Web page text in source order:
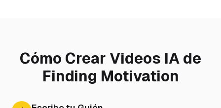
Cómo Crear Videos IA de
Finding Motivation